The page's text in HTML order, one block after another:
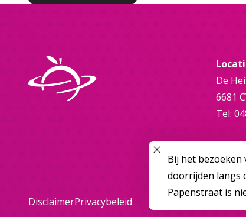
De
6681
Tel:
DisclaimerPrivacybeleid
SLUIT POPUP
Bij het bezoeken
doorrijden langs
Papenstraat is